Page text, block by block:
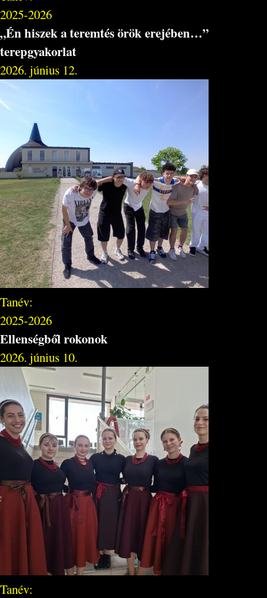
2025-2026
„Én hiszek a teremtés örök erejében…”
terepgyakorlat
2026. június 12.
Tanév:
2025-2026
Ellenségből rokonok
2026. június 10.
Tanév: